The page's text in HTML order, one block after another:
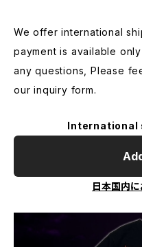
We offer international
payment is available
any questions, Please
our inquiry form.
International
日本国内